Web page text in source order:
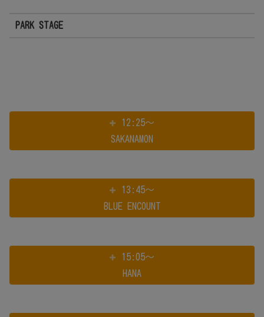
PARK STAGE
12:25～
SAKANAMON
13:45～
BLUE ENCOUNT
15:05～
HANA